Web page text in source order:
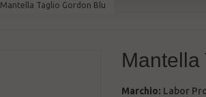
Mantella Taglio Gordon Blu
Mantella
Marchio: Labor